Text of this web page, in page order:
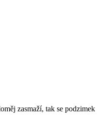
zasmaží, tak se podzimek